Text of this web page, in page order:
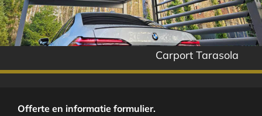
Carport Tarasola
Offerte en informatie formulier.